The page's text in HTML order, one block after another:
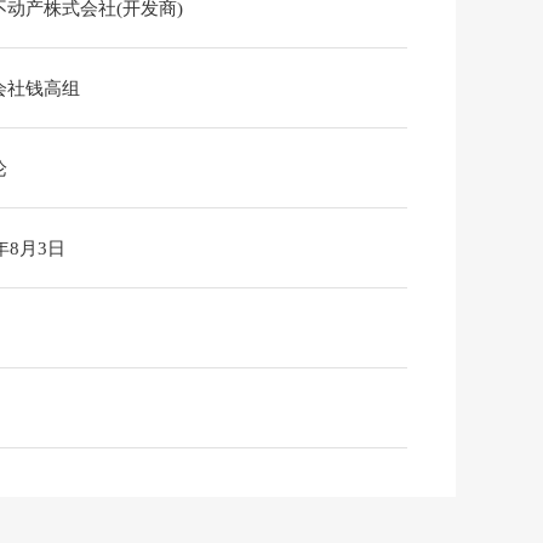
动产株式会社(开发商)
社钱高组
8月3日